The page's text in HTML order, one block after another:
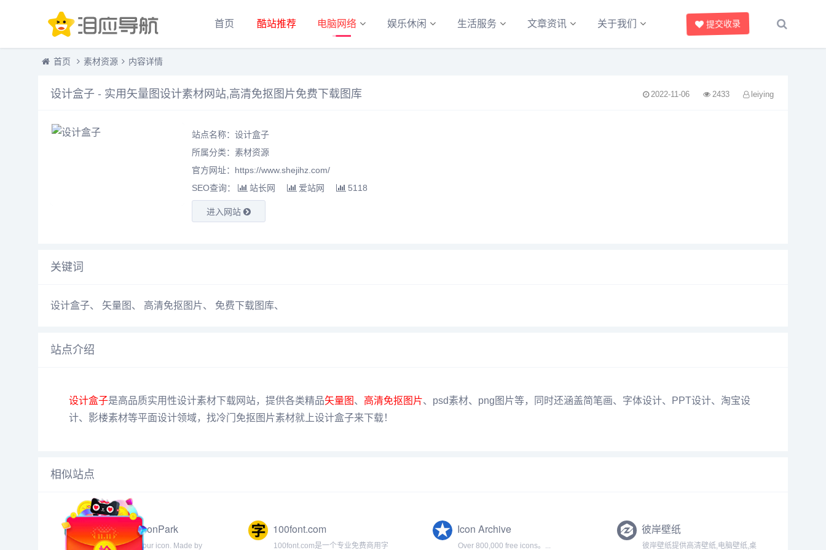
首页 酷站推荐 电脑网络 娱乐休闲 生活服务 文章资讯 关于我们 提交收录
首页 素材资源 内容详情
设计盒子 - 实用矢量图设计素材网站,高清免抠图片免费下载图库 2022-11-06 2433 leiying
站点名称：设计盒子
所属分类： 素材资源
官方网址：https://www.shejihz.com/
SEO查询：
站长网 爱站网 5118
进入网站
关键词
设计盒子、 矢量图 、 高清免抠图片、 免费下载图库、
站点介绍
设计盒子是高品质实用性设计素材下载网站，提供各类精品矢量图 、 高清免抠图片、psd素材、png图片等，同时还涵盖简笔画、字体设计、PPT设计、淘宝设
计、影楼素材等平面设计领域，找冷门免抠图片素材就上设计盒子来下载！
相似站点
ByteDance IconPark
IconPark, park your icon. Made by
100font.com
100font.com是一个专业免费商用字
Icon Archive
Over 800,000 free icons。...
彼岸壁纸
彼岸壁纸提供高清壁纸,电脑壁纸,桌